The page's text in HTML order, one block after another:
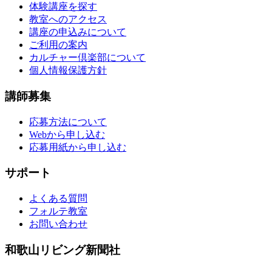
体験講座を探す
教室へのアクセス
講座の申込みについて
ご利用の案内
カルチャー倶楽部について
個人情報保護方針
講師募集
応募方法について
Webから申し込む
応募用紙から申し込む
サポート
よくある質問
フォルテ教室
お問い合わせ
和歌山リビング新聞社